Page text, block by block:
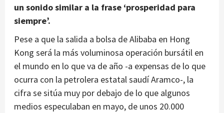
un sonido similar a la frase ‘prosperidad para
siempre’.
Pese a que la salida a bolsa de Alibaba en Hong
Kong será la más voluminosa operación bursátil en
el mundo en lo que va de año -a expensas de lo que
ocurra con la petrolera estatal saudí Aramco-, la
cifra se sitúa muy por debajo de lo que algunos
medios especulaban en mayo, de unos 20.000